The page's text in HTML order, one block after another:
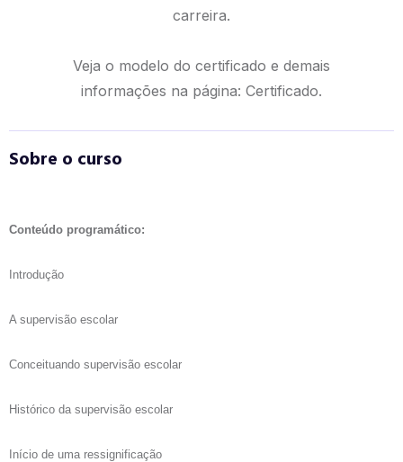
carreira.
Veja o modelo do certificado e demais
informações na página: Certificado.
Sobre o curso
Conteúdo programático:
Introdução
A supervisão escolar
Conceituando supervisão escolar
Histórico da supervisão escolar
Início de uma ressignificação